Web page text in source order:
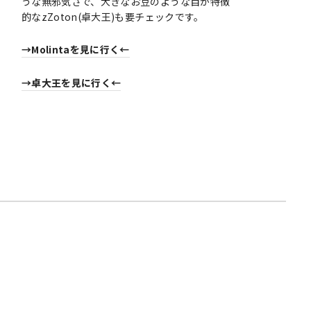
的なzZoton(卓大王)も要チェックです。
→Molintaを見に行く←
→卓大王を見に行く←